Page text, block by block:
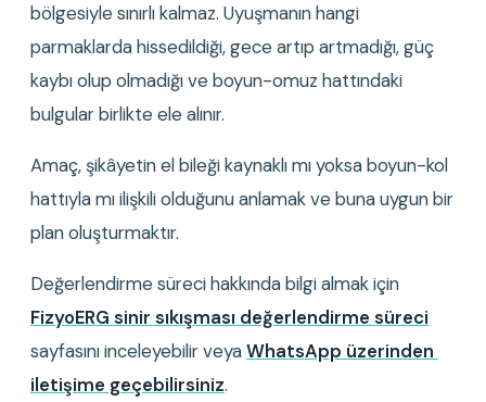
bölgesiyle sınırlı kalmaz. Uyuşmanın hangi
parmaklarda hissedildiği, gece artıp artmadığı, güç
kaybı olup olmadığı ve boyun-omuz hattındaki
bulgular birlikte ele alınır.
Amaç, şikâyetin el bileği kaynaklı mı yoksa boyun-kol
hattıyla mı ilişkili olduğunu anlamak ve buna uygun bir
plan oluşturmaktır.
FizyoERG sinir sıkışması değerlendirme süreci
sayfasını inceleyebilir veya WhatsApp üzerinden
iletişime geçebilirsiniz.